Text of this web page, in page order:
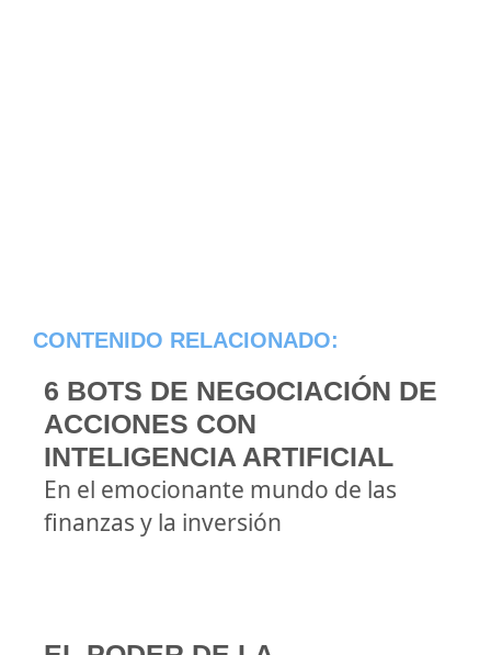
CONTENIDO RELACIONADO:
6 BOTS DE NEGOCIACIÓN DE
ACCIONES CON
INTELIGENCIA ARTIFICIAL
En el emocionante mundo de las
finanzas y la inversión